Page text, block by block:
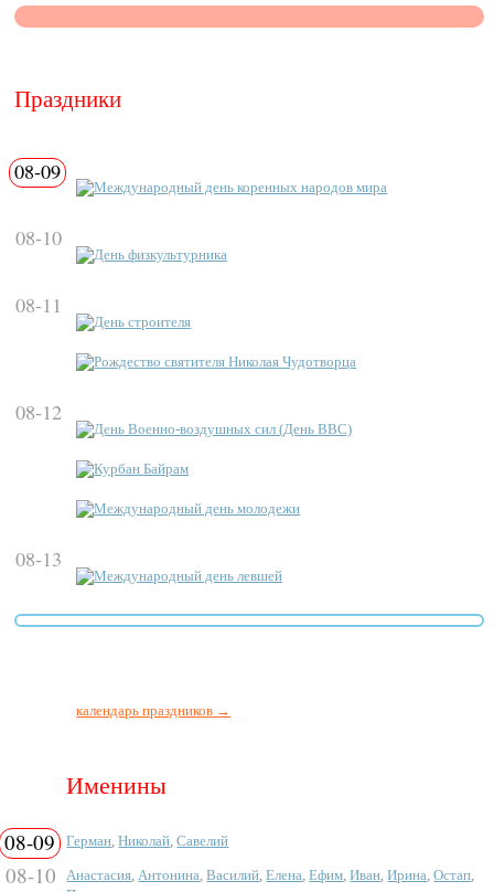
Праздники
08-09
Международный день коренных народов мира
08-10
День физкультурника
08-11
День строителя
Рождество святителя Николая Чудотворца
08-12
День Военно-воздушных сил (День ВВС)
Курбан Байрам
Международный день молодежи
08-13
Международный день левшей
календарь праздников →
Именины
08-09 Герман ,Николай ,Савелий
08-10 Анастасия Антонина ,Василий ,Елена ,Ефим ,Иван ,Ирина ,Остап